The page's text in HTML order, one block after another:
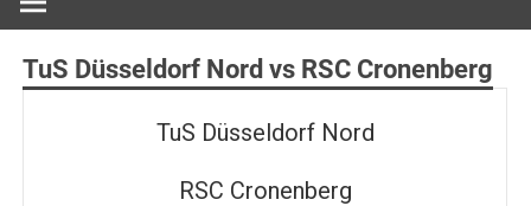
TuS Düsseldorf Nord vs RSC Cronenberg
TuS Düsseldorf Nord
RSC Cronenberg